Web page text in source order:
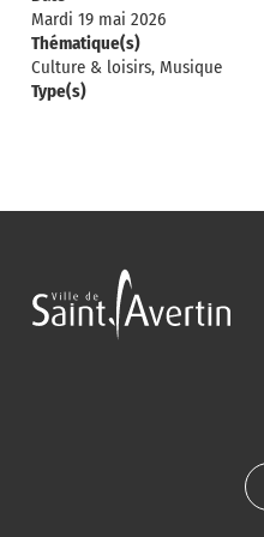
Mardi 19 mai 2026
Thématique(s)
Culture & loisirs, Musique
Type(s)